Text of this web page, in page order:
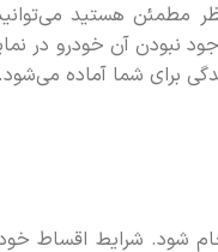
مطمئن هستید
نبودن آن خودرو در
برای شما آماده می‌شود.
شود. شرایط اقساط